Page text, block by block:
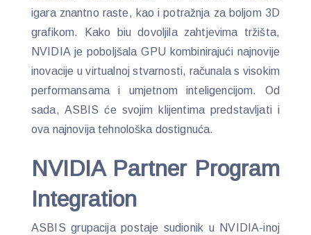
igara znantno raste, kao i potražnja za boljom 3D
grafikom. Kako biu dovoljila zahtjevima tržišta,
NVIDIA je poboljšala GPU kombinirajući najnovije
inovacije u virtualnoj stvarnosti, računala s visokim
performansama i umjetnom inteligencijom. Od
sada, ASBIS će svojim klijentima predstavljati i
ova najnovija tehnološka dostignuća.
NVIDIA Partner Program
Integration
ASBIS grupacija postaje sudionik u NVIDIA-inoj